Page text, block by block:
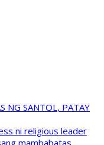
NG SANTOL, PATAY
ni religious leader
mambabatas